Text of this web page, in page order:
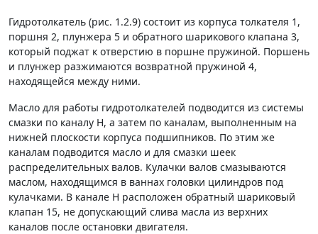
Гид­ротолкатель (рис. 1.2.9) состоит из корпуса толкателя 1,
поршня 2, плунжера 5 и обратного шарикового клапана 3,
который под­жат к отверстию в поршне пружиной. Поршень
и плун­жер разжимаются возвратной пружиной 4,
находящейся между ними.
Масло для работы гидротолкателей подводится из системы
смазки по каналу Н, а затем по каналам, выпол­ненным на
нижней плоскости корпуса подшипников. По этим же
каналам подводится масло и для смазки шеек
распределительных валов. Кулачки валов смазываются
маслом, находящимся в ваннах головки цилиндров под
кулачками. В канале Н расположен обратный шари­ковый
клапан 15, не допускающий слива масла из верх­них
каналов после остановки двигателя.